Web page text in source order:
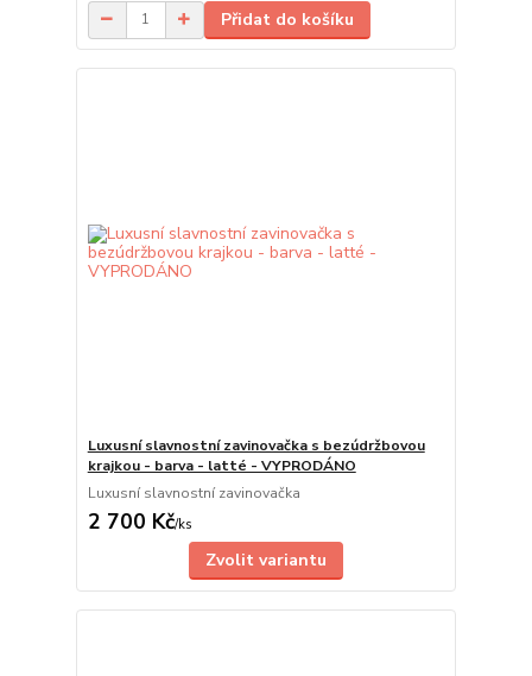
Přidat do košíku
Luxusní slavnostní zavinovačka s bezúdržbovou
krajkou - barva - latté - VYPRODÁNO
Luxusní slavnostní zavinovačka
2 700 Kč/ks
Zvolit variantu